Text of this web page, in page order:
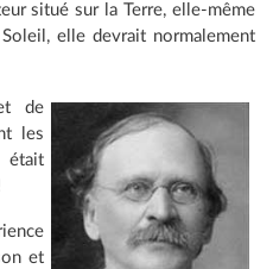
situé sur la Terre, elle-même
elle devrait normalement
de
les
et